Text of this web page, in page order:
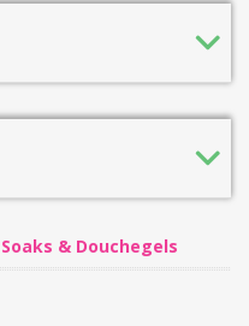
Soaks & Douchegels